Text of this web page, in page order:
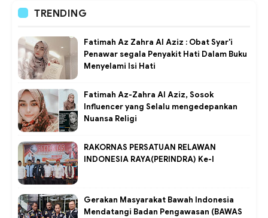
TRENDING
Fatimah Az Zahra Al Aziz : Obat Syar'i
Penawar segala Penyakit Hati Dalam Buku
Menyelami Isi Hati
Fatimah Az-Zahra Al Aziz, Sosok
Influencer yang Selalu mengedepankan
Nuansa Religi
RAKORNAS PERSATUAN RELAWAN
INDONESIA RAYA(PERINDRA) Ke-I
Gerakan Masyarakat Bawah Indonesia
Mendatangi Badan Pengawasan (BAWAS